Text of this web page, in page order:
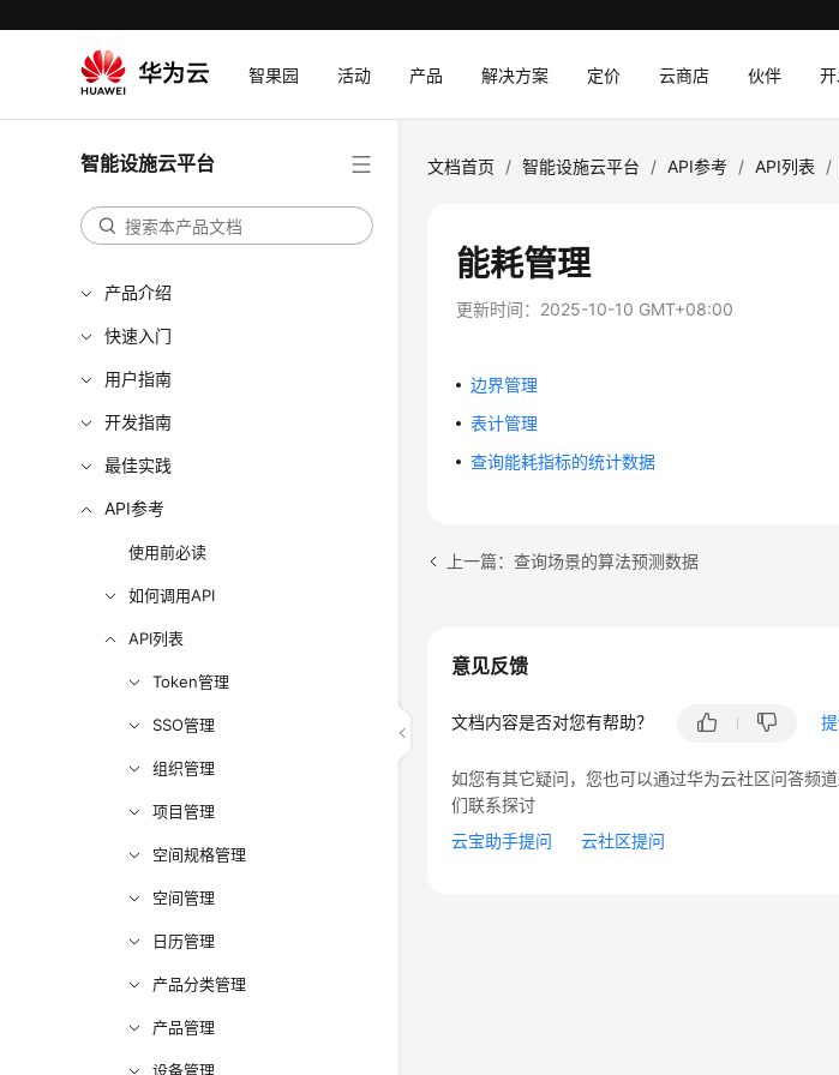
智果园 活动 产品 解决方案 定价 云商店 伙伴
智能设施云平台
产品介绍
快速入门
用户指南
开发指南
最佳实践
API参考
使用前必读
如何调用API
API列表
Token管理
SSO管理
组织管理
项目管理
空间规格管理
空间管理
日历管理
产品分类管理
产品管理
设备管理
文档首页 / 智能设施云平台 / API参考 / API列表 /
能耗管理
更新时间： 2025-10-10 GMT+08:00
边界管理
表计管理
查询能耗指标的统计数据
上一篇：查询场景的算法预测数据
意见反馈
文档内容是否对您有帮助？
如您有其它疑问，您也可以通过华为云社区问答频
们联系探讨
云宝助手提问
云社区提问